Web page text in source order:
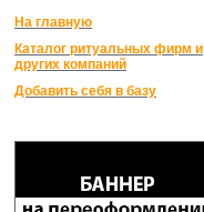
На главную
Каталог ритуальных фирм и
других компаний
Добавить себя в базу